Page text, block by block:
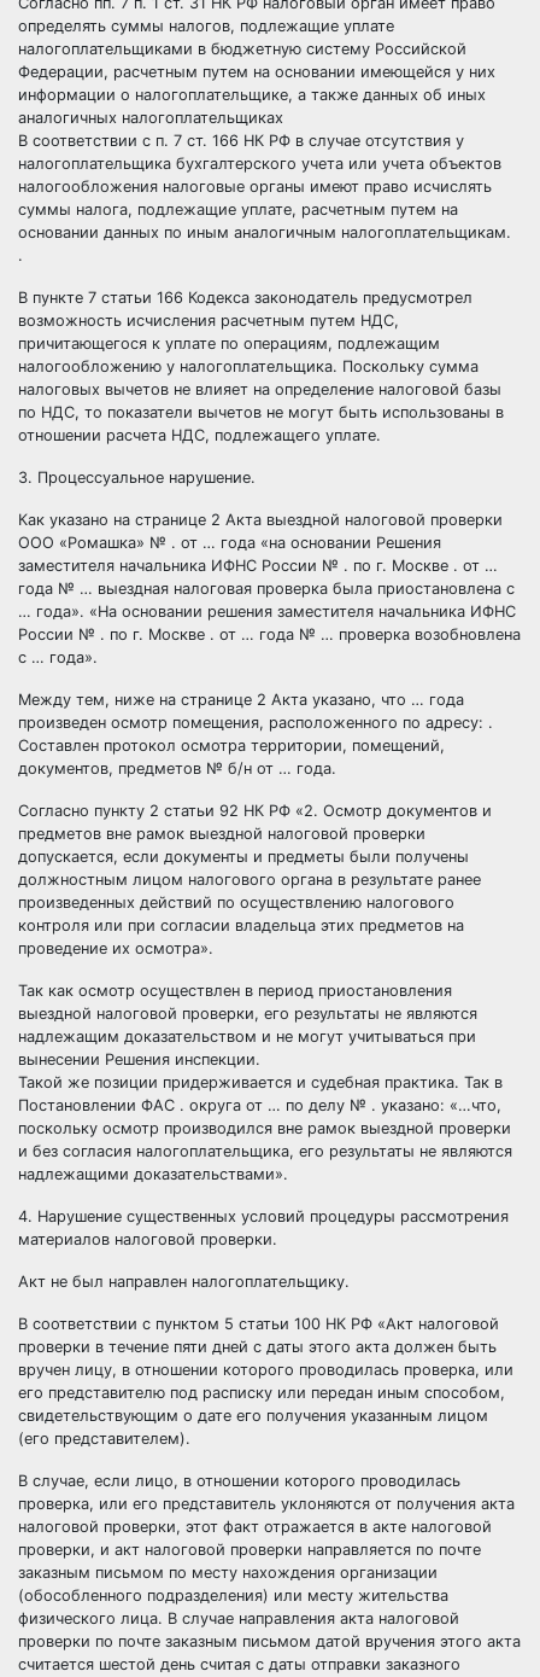
определять суммы налогов, подлежащие уплате
налогоплательщиками в бюджетную систему Российской
Федерации, расчетным путем на основании имеющейся у них
информации о налогоплательщике, а также данных об иных
аналогичных налогоплательщиках
В соответствии с п. 7 ст. 166 НК РФ в случае отсутствия у
налогоплательщика бухгалтерского учета или учета объектов
налогообложения налоговые органы имеют право исчислять
суммы налога, подлежащие уплате, расчетным путем на
основании данных по иным аналогичным налогоплательщикам.
.
В пункте 7 статьи 166 Кодекса законодатель предусмотрел
возможность исчисления расчетным путем НДС,
причитающегося к уплате по операциям, подлежащим
налогообложению у налогоплательщика. Поскольку сумма
налоговых вычетов не влияет на определение налоговой базы
по НДС, то показатели вычетов не могут быть использованы в
отношении расчета НДС, подлежащего уплате.
3. Процессуальное нарушение.
Как указано на странице 2 Акта выездной налоговой проверки
ООО «Ромашка» № . от … года «на основании Решения
заместителя начальника ИФНС России № . по г. Москве . от …
года № … выездная налоговая проверка была приостановлена с
… года». «На основании решения заместителя начальника ИФНС
России № . по г. Москве . от … года № … проверка возобновлена
с … года».
Между тем, ниже на странице 2 Акта указано, что … года
произведен осмотр помещения, расположенного по адресу: .
Составлен протокол осмотра территории, помещений,
документов, предметов № б/н от … года.
Согласно пункту 2 статьи 92 НК РФ «2. Осмотр документов и
предметов вне рамок выездной налоговой проверки
допускается, если документы и предметы были получены
должностным лицом налогового органа в результате ранее
произведенных действий по осуществлению налогового
контроля или при согласии владельца этих предметов на
проведение их осмотра».
Так как осмотр осуществлен в период приостановления
выездной налоговой проверки, его результаты не являются
надлежащим доказательством и не могут учитываться при
вынесении Решения инспекции.
Такой же позиции придерживается и судебная практика. Так в
Постановлении ФАС . округа от … по делу № . указано: «…что,
поскольку осмотр производился вне рамок выездной проверки
и без согласия налогоплательщика, его результаты не являются
надлежащими доказательствами».
4. Нарушение существенных условий процедуры рассмотрения
материалов налоговой проверки.
Акт не был направлен налогоплательщику.
В соответствии с пунктом 5 статьи 100 НК РФ «Акт налоговой
проверки в течение пяти дней с даты этого акта должен быть
вручен лицу, в отношении которого проводилась проверка, или
его представителю под расписку или передан иным способом,
свидетельствующим о дате его получения указанным лицом
(его представителем).
В случае, если лицо, в отношении которого проводилась
проверка, или его представитель уклоняются от получения акта
налоговой проверки, этот факт отражается в акте налоговой
проверки, и акт налоговой проверки направляется по почте
заказным письмом по месту нахождения организации
(обособленного подразделения) или месту жительства
физического лица. В случае направления акта налоговой
проверки по почте заказным письмом датой вручения этого акта
считается шестой день считая с даты отправки заказного